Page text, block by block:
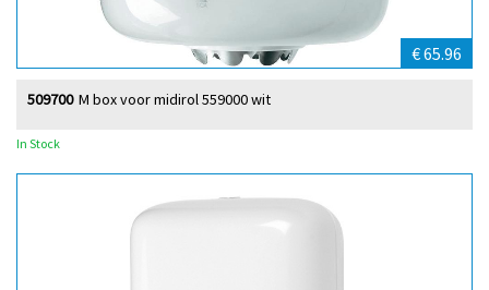
€ 65.96
M box voor midirol 559000 wit
509700
In Stock